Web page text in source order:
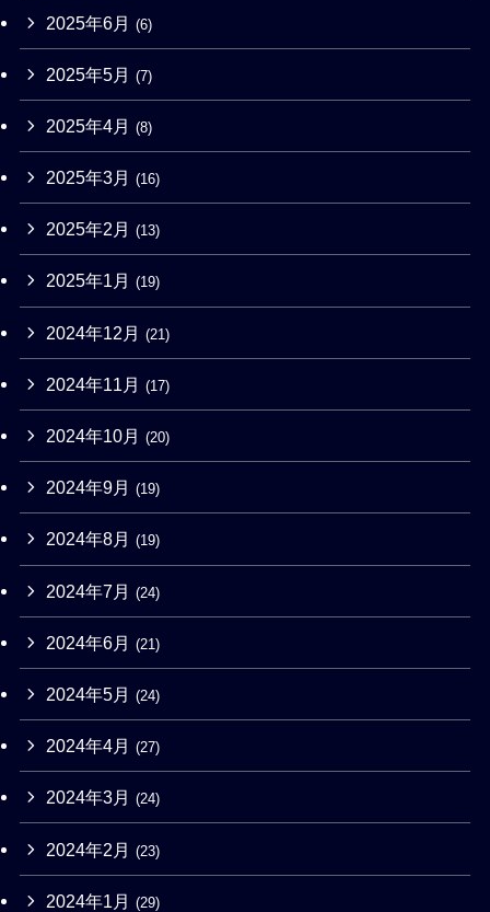
2025年6月 (6)
2025年5月 (7)
2025年4月 (8)
2025年3月 (16)
2025年2月 (13)
2025年1月 (19)
2024年12月 (21)
2024年11月 (17)
2024年10月 (20)
2024年9月 (19)
2024年8月 (19)
2024年7月 (24)
2024年6月 (21)
2024年5月 (24)
2024年4月 (27)
2024年3月 (24)
2024年2月 (23)
2024年1月 (29)